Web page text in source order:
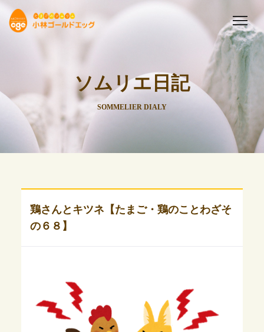
ソムリエ日記
SOMMELIER DIALY
鶏さんとキツネ【たまご・鶏のことわざそ
の６８】